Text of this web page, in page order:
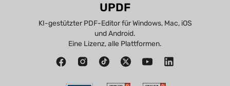
UPDF
KI-gestützter PDF-Editor für Windows, Mac, iOS
und Android.
Eine Lizenz, alle Plattformen.